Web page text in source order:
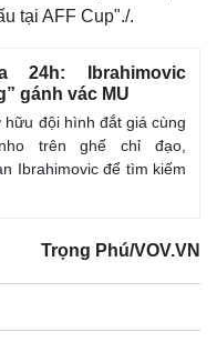
trường
tại AFF Cup"./.
24h: Ibrahimovic
gánh vác MU
hữu đội hình đắt giá cùng
trên ghế chỉ đạo,
Ibrahimovic để tìm kiếm
Trọng Phú/VOV.VN